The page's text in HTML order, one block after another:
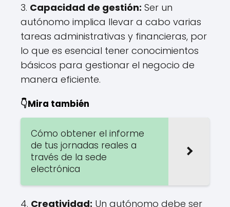
3. Capacidad de gestión: Ser un
autónomo implica llevar a cabo varias
tareas administrativas y financieras, por
lo que es esencial tener conocimientos
básicos para gestionar el negocio de
manera eficiente.
👇Mira también
Cómo obtener el informe
de tus jornadas reales a
través de la sede
electrónica
4. Creatividad: Un autónomo debe ser